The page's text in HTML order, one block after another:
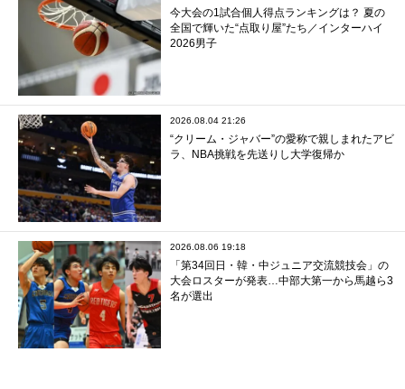
今大会の1試合個人得点ランキングは？ 夏の
全国で輝いた“点取り屋”たち／インターハイ
2026男子
2026.08.04 21:26
“クリーム・ジャバー”の愛称で親しまれたアビ
ラ、NBA挑戦を先送りし大学復帰か
2026.08.06 19:18
「第34回日・韓・中ジュニア交流競技会」の
大会ロスターが発表…中部大第一から馬越ら3
名が選出